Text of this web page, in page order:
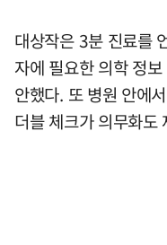
대상작은 3분 진료를
자에 필요한 의학 정
안했다. 또 병원 안에
더블 체크가 의무화도